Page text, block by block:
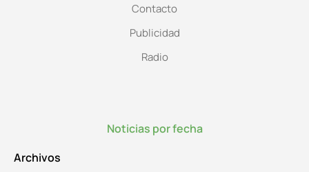
Contacto
Publicidad
Radio
Noticias por fecha
Archivos